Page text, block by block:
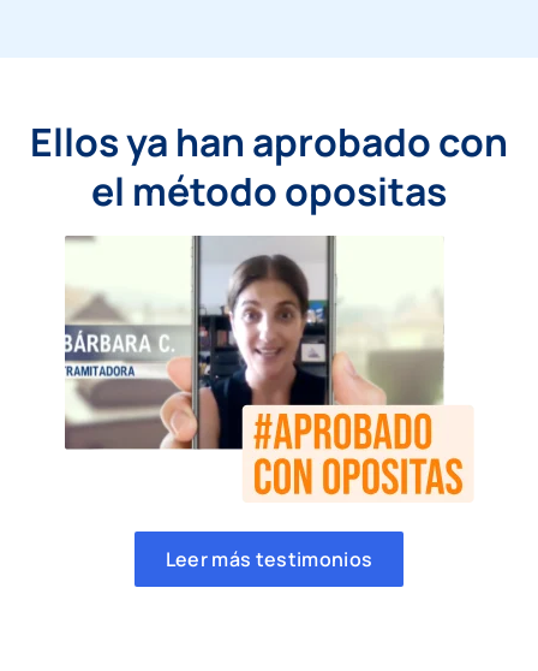
Ellos ya han aprobado con
el método opositas
Leer más testimonios